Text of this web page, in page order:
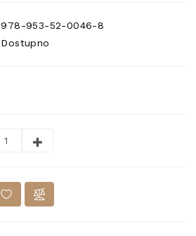
978-953-52-0046-8
Dostupno